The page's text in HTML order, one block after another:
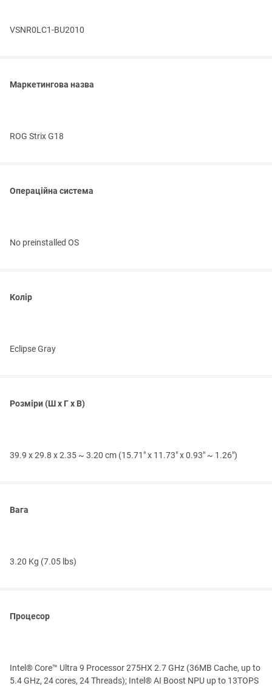
VSNR0LC1-BU2010
Маркетингова назва
ROG Strix G18
Операційна система
No preinstalled OS
Колір
Eclipse Gray
Розміри (Ш x Г x В)
39.9 x 29.8 x 2.35 ~ 3.20 cm (15.71" x 11.73" x 0.93" ~ 1.26")
Вага
3.20 Kg (7.05 lbs)
Процесор
Intel® Core™ Ultra 9 Processor 275HX 2.7 GHz (36MB Cache, up to
5.4 GHz, 24 cores, 24 Threads); Intel® AI Boost NPU up to 13TOPS